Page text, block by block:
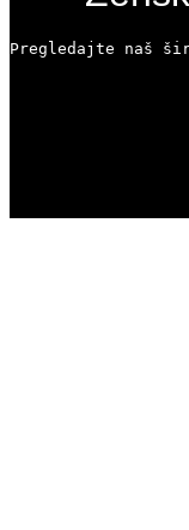
Pregledajte naš